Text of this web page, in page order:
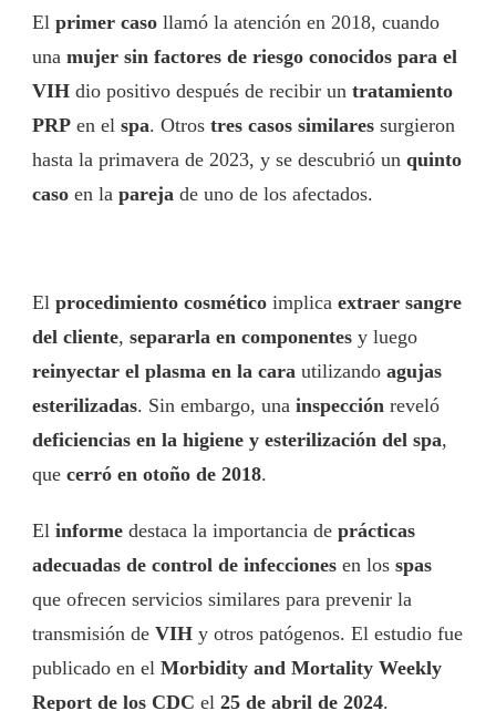
El primer caso llamó la atención en 2018, cuando
una mujer sin factores de riesgo conocidos para el
VIH dio positivo después de recibir un tratamiento
PRP en el spa. Otros tres casos similares surgieron
hasta la primavera de 2023, y se descubrió un quinto
caso en la pareja de uno de los afectados.
El procedimiento cosmético implica extraer sangre
del cliente, separarla en componentes y luego
reinyectar el plasma en la cara utilizando agujas
esterilizadas. Sin embargo, una inspección reveló
deficiencias en la higiene y esterilización del spa,
que cerró en otoño de 2018.
El informe destaca la importancia de prácticas
adecuadas de control de infecciones en los spas
que ofrecen servicios similares para prevenir la
transmisión de VIH y otros patógenos. El estudio fue
publicado en el Morbidity and Mortality Weekly
Report de los CDC el 25 de abril de 2024.